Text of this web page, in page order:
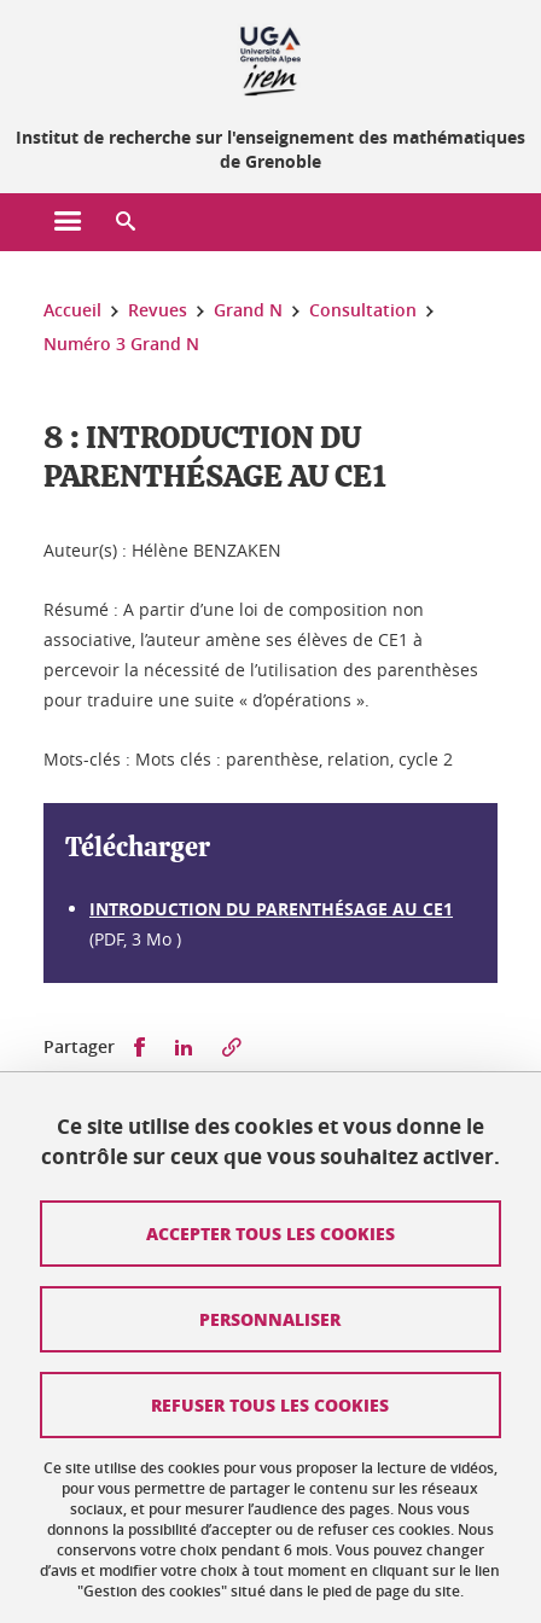
Institut de recherche sur l'enseignement des mathématiques
de Grenoble
Ouvrir le menu principal
Vous êtes ici :
Accueil Revues Grand N
Consultation
Numéro 3 Grand N
8 : INTRODUCTION DU
PARENTHÉSAGE AU CE1
Auteur(s) : Hélène BENZAKEN
Résumé : A partir d’une loi de composition non
associative, l’auteur amène ses élèves de CE1 à
percevoir la nécessité de l’utilisation des parenthèses
pour traduire une suite « d’opérations ».
Mots-clés : Mots clés : parenthèse, relation, cycle 2
Télécharger
INTRODUCTION DU PARENTHÉSAGE AU CE1
(PDF, 3 Mo )
Partager Partager sur Facebook
Partager sur LinkedIn
Publié le 18 juillet 2019
Mis à jour le 18 juillet 2019
Contact
Mentions légales
Données personnelles : politique de confidentialité
Gestion des cookies
Accessibilité : non conforme
Ce site utilise des cookies et vous donne le
contrôle sur ceux que vous souhaitez activer.
Ce site utilise des cookies pour vous proposer la lecture de vidéos,
pour vous permettre de partager le contenu sur les réseaux
sociaux, et pour mesurer l’audience des pages. Nous vous
donnons la possibilité d’accepter ou de refuser ces cookies. Nous
conservons votre choix pendant 6 mois. Vous pouvez changer
d’avis et modifier votre choix à tout moment en cliquant sur le lien
"Gestion des cookies" situé dans le pied de page du site.
ACCEPTER TOUS LES COOKIES
REFUSER TOUS LES COOKIES
PERSONNALISER